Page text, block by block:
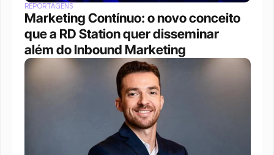
REPORTAGENS
Marketing Contínuo: o novo conceito
que a RD Station quer disseminar
além do Inbound Marketing